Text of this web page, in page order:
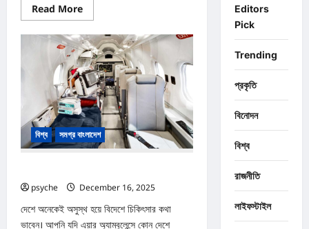
Read MoreRead
more
‘আরাকান
আর্মি’র
কাছে
১৬
শত
ম্যাগজিন
রাখার
প্রসেস
পাচারের
চেষ্টা
:
আটক
৩
বিশ্ব সমগ্র বাংলাদেশ
psyche
December 16, 2025
দেশে অনেকেই অসুস্থ হয়ে বিদেশে চিকিৎসার কথা
ভাবেন। আপনি যদি এয়ার অ্যাম্বুলেন্সে কোন দেশে
Editors
Pick
Trending
প্রকৃতি
বিনোদন
বিশ্ব
রাজনীতি
লাইফস্টাইল